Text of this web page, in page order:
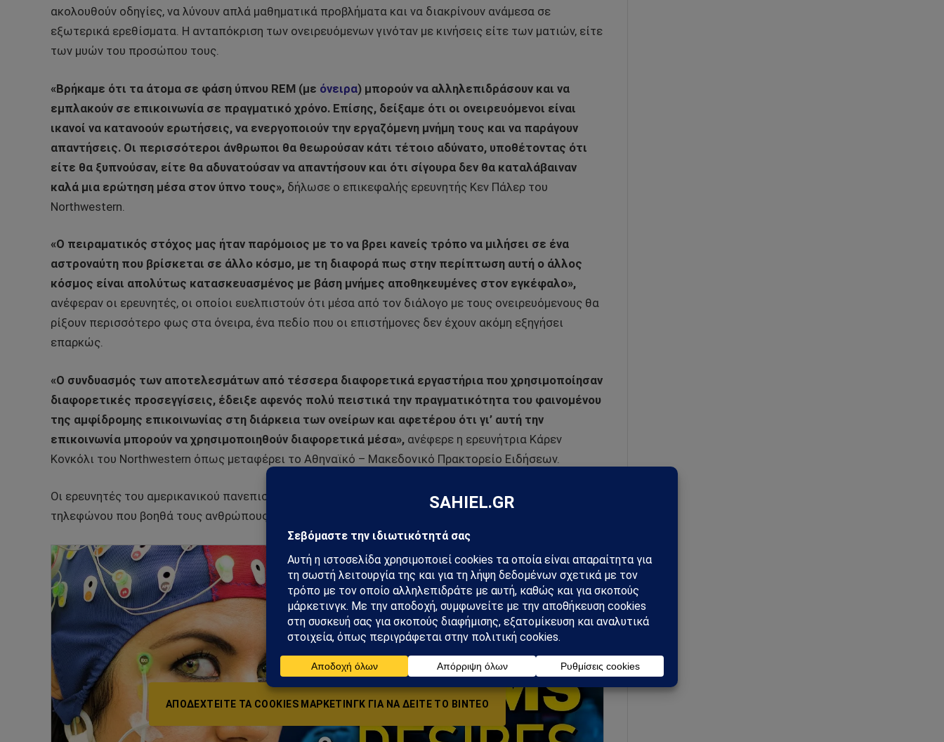
ακολουθούν οδηγίες, να λύνουν απλά μαθηματικά προβλήματα και να διακρίνουν ανάμεσα σε
εξωτερικά ερεθίσματα. Η ανταπόκριση των ονειρευόμενων γινόταν με κινήσεις είτε των ματιών, είτε
των μυών του προσώπου τους.
«Βρήκαμε ότι τα άτομα σε φάση ύπνου REM (με όνειρα) μπορούν να αλληλεπιδράσουν και να
εμπλακούν σε επικοινωνία σε πραγματικό χρόνο. Επίσης, δείξαμε ότι οι ονειρευόμενοι είναι
ικανοί να κατανοούν ερωτήσεις, να ενεργοποιούν την εργαζόμενη μνήμη τους και να παράγουν
απαντήσεις. Οι περισσότεροι άνθρωποι θα θεωρούσαν κάτι τέτοιο αδύνατο, υποθέτοντας ότι
είτε θα ξυπνούσαν, είτε θα αδυνατούσαν να απαντήσουν και ότι σίγουρα δεν θα καταλάβαιναν
καλά μια ερώτηση μέσα στον ύπνο τους», δήλωσε ο επικεφαλής ερευνητής Κεν Πάλερ του
Northwestern.
«Ο πειραματικός στόχος μας ήταν παρόμοιος με το να βρει κανείς τρόπο να μιλήσει σε ένα
αστροναύτη που βρίσκεται σε άλλο κόσμο, με τη διαφορά πως στην περίπτωση αυτή ο άλλος
κόσμος είναι απολύτως κατασκευασμένος με βάση μνήμες αποθηκευμένες στον εγκέφαλο»,
ανέφεραν οι ερευνητές, οι οποίοι ευελπιστούν ότι μέσα από τον διάλογο με τους ονειρευόμενους θα
ρίξουν περισσότερο φως στα όνειρα, ένα πεδίο που οι επιστήμονες δεν έχουν ακόμη εξηγήσει
επαρκώς.
«Ο συνδυασμός των αποτελεσμάτων από τέσσερα διαφορετικά εργαστήρια που χρησιμοποίησαν
διαφορετικές προσεγγίσεις, έδειξε αφενός πολύ πειστικά την πραγματικότητα του φαινομένου
της αμφίδρομης επικοινωνίας στη διάρκεια των ονείρων και αφετέρου ότι γι’ αυτή την
επικοινωνία μπορούν να χρησιμοποιηθούν διαφορετικά μέσα», ανέφερε η ερευνήτρια Κάρεν
Κονκόλι του Northwestern όπως μεταφέρει το Αθηναϊκό – Μακεδονικό Πρακτορείο Ειδήσεων.
Οι ερευνητές του αμερικανικού πανεπιστημίου ανέπτυξαν επίσης μια εφαρμογή «έξυπνου»
τηλεφώνου που βοηθά τους ανθρώπους να έχουν συνειδητά (διαυγή) όνειρα.
ΑΠΟΔΕΧΤΕΊΤΕ ΤΑ COOKIES ΜΆΡΚΕΤΙΝΓΚ ΓΙΑ ΝΑ ΔΕΊΤΕ ΤΟ ΒΙΝΤΕΟ